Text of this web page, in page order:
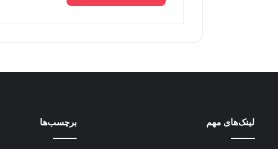
لینک‌های مهم برچسب‌ها